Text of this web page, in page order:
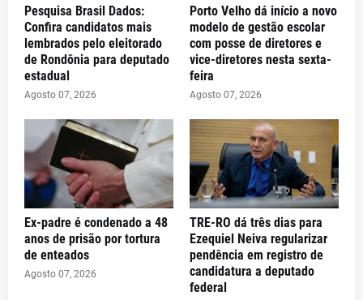
Pesquisa Brasil Dados:
Confira candidatos mais
lembrados pelo eleitorado
de Rondônia para deputado
estadual
Agosto 07, 2026
Porto Velho dá início a novo
modelo de gestão escolar
com posse de diretores e
vice-diretores nesta sexta-
feira
Agosto 07, 2026
Ex-padre é condenado a 48
anos de prisão por tortura
de enteados
Agosto 07, 2026
TRE-RO dá três dias para
Ezequiel Neiva regularizar
pendência em registro de
candidatura a deputado
federal